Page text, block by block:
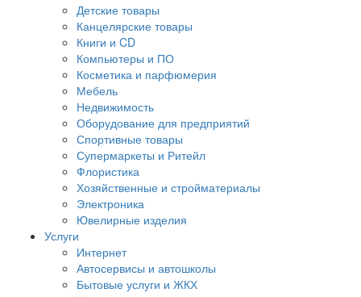
Детские товары
Канцелярские товары
Книги и CD
Компьютеры и ПО
Косметика и парфюмерия
Мебель
Недвижимость
Оборудование для предприятий
Спортивные товары
Супермаркеты и Ритейл
Флористика
Хозяйственные и стройматериалы
Электроника
Ювелирные изделия
Услуги
Интернет
Автосервисы и автошколы
Бытовые услуги и ЖКХ